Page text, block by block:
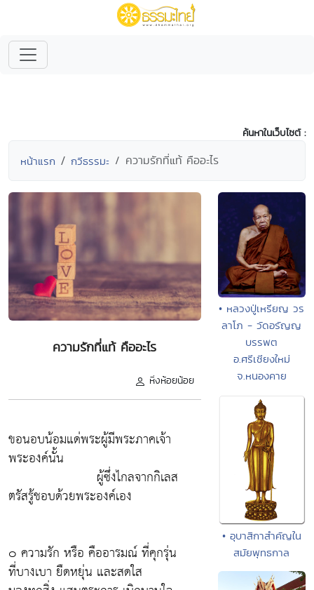
ค้นหาในเว็บไซต์ :
หน้าแรก กวีธรรมะ ความรักที่แท้ คืออะไร
ความรักที่แท้ คืออะไร
หิ่งห้อยน้อย
ขอนอบน้อมแด่พระผู้มีพระภาคเจ้า
พระองค์นั้น
ผู้ซึ่งไกลจากกิเลส
ตรัสรู้ชอบด้วยพระองค์เอง
๐ ความรัก หรือ คืออารมณ์ ที่คุกรุ่น
ที่บางเบา ยืดหยุ่น และสดใส
• หลวงปู่เหรียญ วร
ลาโภ - วัดอรัญญ
บรรพต
อ.ศรีเชียงใหม่
จ.หนองคาย
• อุบาสิกาสำคัญใน
สมัยพุทธกาล